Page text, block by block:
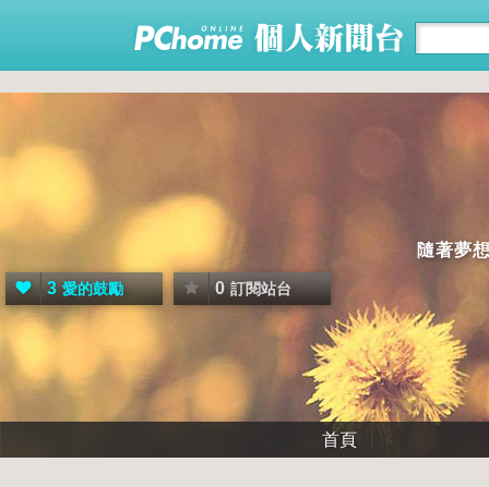
隨著夢
3 愛的鼓勵 0 訂閱站台
首頁